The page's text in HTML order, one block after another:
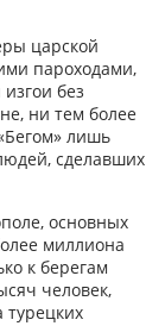
царской
пароходами,
без
ни тем более
лишь
сделавших
основных
миллиона
к берегам
человек,